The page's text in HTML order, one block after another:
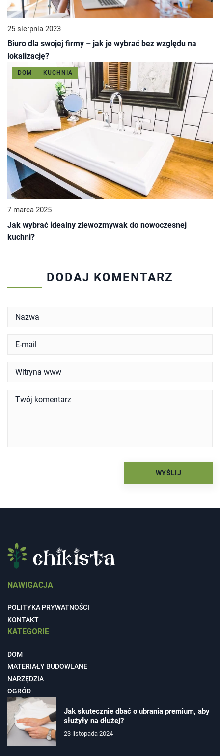
25 sierpnia 2023
Biuro dla swojej firmy – jak je wybrać bez względu na
lokalizację?
DOM KUCHNIA
7 marca 2025
Jak wybrać idealny zlewozmywak do nowoczesnej
kuchni?
DODAJ KOMENTARZ
NAWIGACJA
POLITYKA PRYWATNOŚCI
KONTAKT
KATEGORIE
DOM
MATERIAŁY BUDOWLANE
NARZĘDZIA
OGRÓD
Jak skutecznie dbać o ubrania premium, aby
służyły na dłużej?
23 listopada 2024